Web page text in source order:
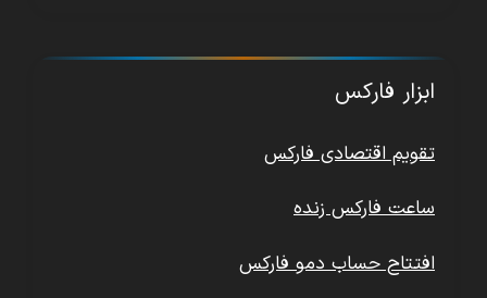
ابزار فارکس
تقویم اقتصادی فارکس
ساعت فارکس زنده
افتتاح حساب دمو فارکس